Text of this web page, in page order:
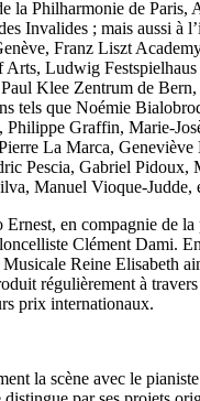
la Philharmonie de Paris,
Invalides ; mais aussi à
Franz Liszt
Arts, Ludwig
Klee Zentrum de Bern,
tels que Noémie
Graffin, Marie-
La Marca, Geneviève
Pescia, Gabriel Pidoux,
Manuel Vioque-Judde,
en compagnie de la
Clément Dami.
Reine Elisabeth
régulièrement à travers
prix internationaux.
la scène avec le